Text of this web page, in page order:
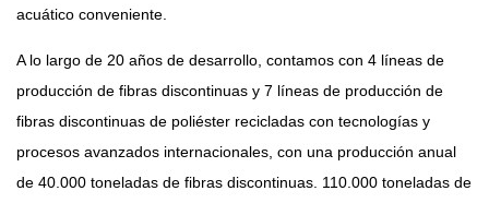
acuático conveniente.
A lo largo de 20 años de desarrollo, contamos con 4 líneas de
producción de fibras discontinuas y 7 líneas de producción de
fibras discontinuas de poliéster recicladas con tecnologías y
procesos avanzados internacionales, con una producción anual
de 40.000 toneladas de fibras discontinuas. 110.000 toneladas de